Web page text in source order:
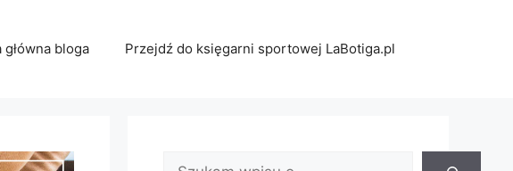
główna bloga Przejdź do księgarni sportowej LaBotiga.pl
Znajdź